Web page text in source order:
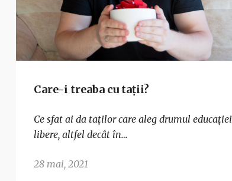
Care-i treaba cu tații?
Ce sfat ai da taților care aleg drumul educației
libere, altfel decât în…
28 mai, 2021